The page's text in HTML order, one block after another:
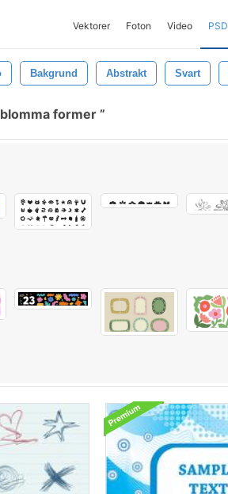
Vektorer Foton Video PSD
Bakgrund Abstrakt Svart
blomma former